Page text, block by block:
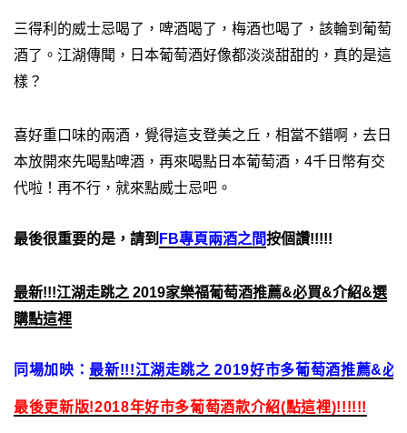
三得利的威士忌喝了，啤酒喝了，梅酒也喝了，該輪到葡萄
酒了。江湖傳聞，日本葡萄酒好像都淡淡甜甜的，真的是這
樣？
喜好重口味的兩酒，覺得這支登美之丘，相當不錯啊，去日
本放開來先喝點啤酒，再來喝點日本葡萄酒，4千日幣有交
代啦！ 再不行，就來點威士忌吧。
最後很重要的是，請到 FB專頁兩酒之間按個讚!!!!!
最新!!!江湖走跳之 2019家樂福葡萄酒推薦&必買&介紹&選
購點這裡
同場加映： 最新!!!江湖走跳之 2019好市多葡萄酒推薦&必
最後更新版!2018年好市多葡萄酒款介紹(點這裡)!!!!!!